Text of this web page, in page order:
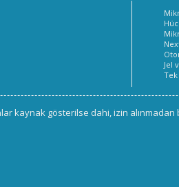
Jel
kaynak gösterilse dahi, izin